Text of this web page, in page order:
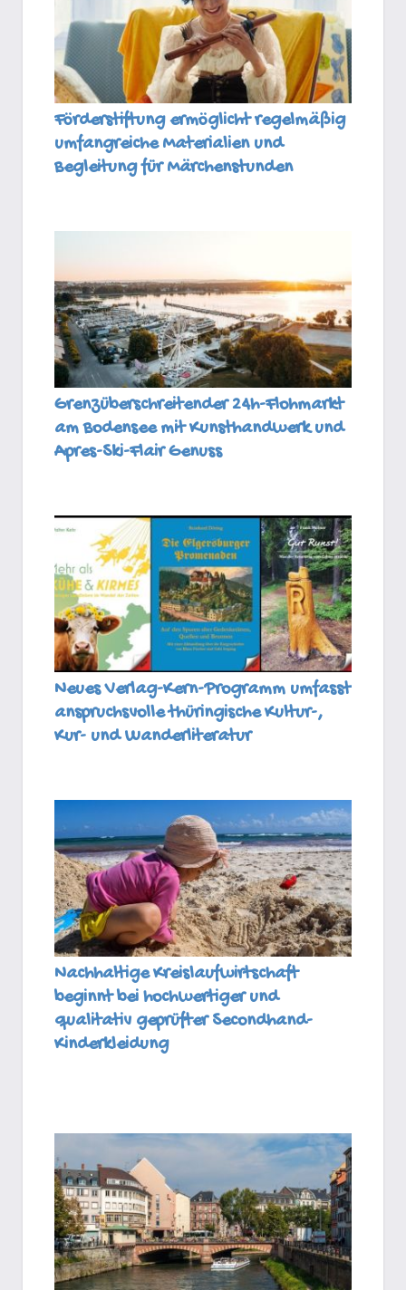
Förderstiftung ermöglicht regelmäßig
umfangreiche Materialien und
Begleitung für Märchenstunden
Grenzüberschreitender 24h-Flohmarkt
am Bodensee mit Kunsthandwerk und
Apres-Ski-Flair Genuss
Neues Verlag-Kern-Programm umfasst
anspruchsvolle thüringische Kultur-,
Kur- und Wanderliteratur
Nachhaltige Kreislaufwirtschaft
beginnt bei hochwertiger und
qualitativ geprüfter Secondhand-
Kinderkleidung